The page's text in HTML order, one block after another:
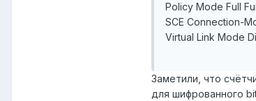
Policy Mode Full
SCE Connection-
Virtual Link Mode
Заметили, что
для шифрованного